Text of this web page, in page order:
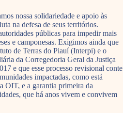
nossa solidariedade e apoio às
na defesa de seus territórios.
públicas para impedir mais
e camponesas. Exigimos ainda que
de Terras do Piauí (Interpi) e o
da Corregedoria Geral da Justiça
e que esse processo revisional conte
impactadas, como está
OIT, e a garantia primeira da
que há anos vivem e convivem